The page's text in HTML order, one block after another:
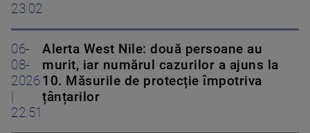
23:02
06-
08-
2026
22:51
Alerta West Nile: două persoane au
murit, iar numărul cazurilor a ajuns la
10. Măsurile de protecție împotriva
țânțarilor